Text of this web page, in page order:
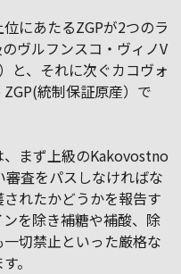
にあたるZGPが2つのラ
ヴルフンスコ・ヴィノV
と、それに次ぐカコヴォ
統制保証原産）で
まず上級のKakovostno
査をパスしなければな
れたかどうかを報告す
を除き補糖や補酸、除
切禁止といった厳格な
。